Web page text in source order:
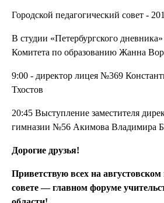
Городской педагогический совет -
В студии «Петербургского дневника»
Комитета по образованию Жанна
9:00 - директор лицея №369
Тхостов
20:45 Выступление заместителя
гимназии №56 Акимова Владимира
Дорогие друзья!
Приветствую всех на августовском
совете — главном форуме